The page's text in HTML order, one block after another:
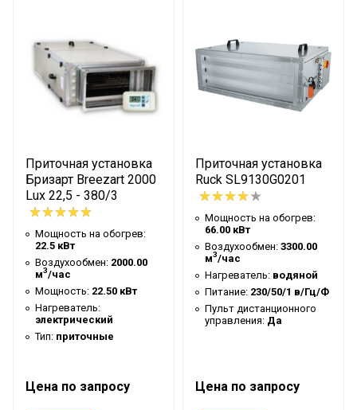
Воздуховод
Прямоугольный
Размер канала
500x250 мм
Нагреватель
водяной
Питание
400/50/3 в/Гц/Ф
управления
Габариты
1190x750x374 мм
Масса
Приточная установка
Бризарт Breezart 2000
Lux 22,5 - 380/3
Мощность на обогрев:
22.5 кВт
Воздухообмен: 2000.00
м3/час
Мощность: 22.50 кВт
Нагреватель:
электрический
Тип: приточные
Цена по запросу
Приточная установка
Ruck SL9130G0201
Мощность на обогрев:
66.00 кВт
Воздухообмен: 3300.00
м3/час
Нагреватель: водяной
Питание: 230/50/1 в/Гц/Ф
Пульт дистанционного
управления: Да
Цена по запросу